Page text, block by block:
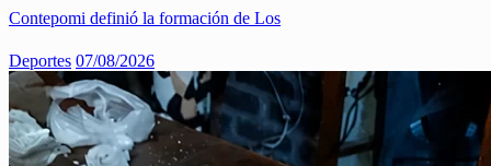
Contepomi definió la formación de Los
Deportes 07/08/2026